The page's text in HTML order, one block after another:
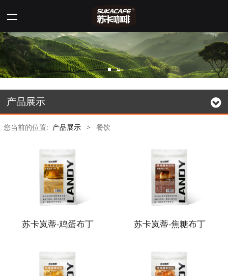
产品展示
您当前的位置: 产品展示 > 餐饮
苏卡岚蒂-鸡蛋布丁 苏卡岚蒂-焦糖布丁